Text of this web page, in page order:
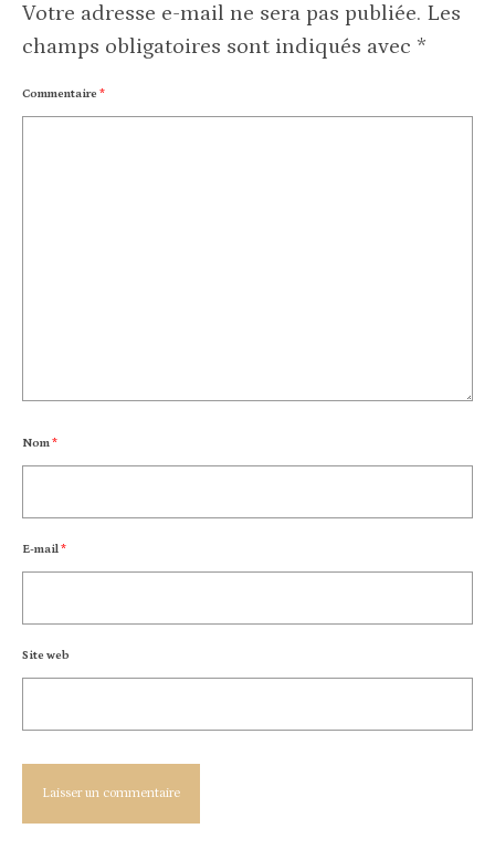
Votre adresse e-mail ne sera pas publiée. Les
champs obligatoires sont indiqués avec *
Commentaire *
Nom*
E-mail*
Site web